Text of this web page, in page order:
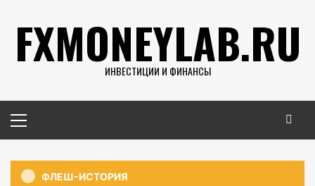
содержимому
FXMONEYLAB.RU
ИНВЕСТИЦИИ И ФИНАНСЫ
меню
ФЛЕШ-ИСТОРИЯ